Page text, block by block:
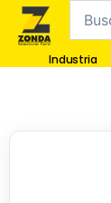
Industria